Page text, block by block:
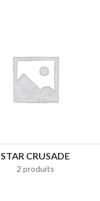
STAR CRUSADE
2 produits